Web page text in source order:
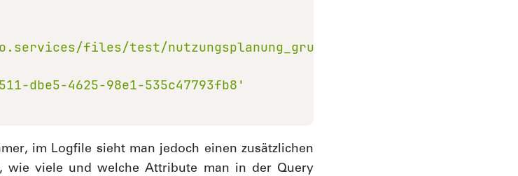
files/test/nutzungsplanung_grundnutzung_v.parquet'
dbe5-4625-98e1-535c47793fb8'
im Logfile sieht man jedoch einen zusätzlichen
wie viele und welche Attribute man in der Query